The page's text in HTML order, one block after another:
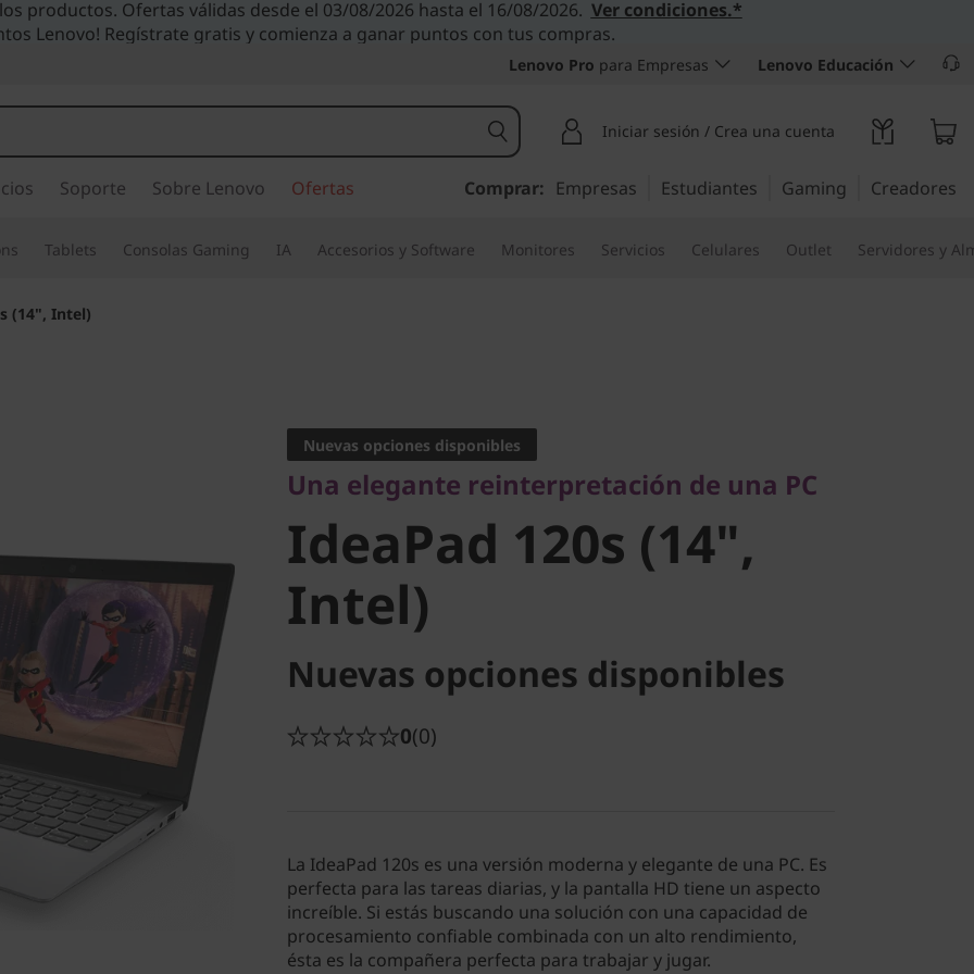
productos. Ofertas válidas desde el 03/08/2026 hasta el 16/08/2026. Ver condiciones.*
Lenovo! Regístrate gratis y comienza a ganar puntos con tus compras.
Lenovo Pro para Empresas Lenovo Educación
Iniciar sesión / Crea una cuenta
Soporte Sobre Lenovo Ofertas Comprar: Empresas Estudiantes Gaming Creadores
Tablets Consolas Gaming IA Accesorios y Software Monitores Servicios Celulares Outlet Servidores y
(14", Intel)
IdeaPad 120s (14",
Intel)
Nuevas opciones disponibles
Una elegante reinterpretación de una PC
IdeaPad 120s (14",
Intel)
Nuevas opciones disponibles
0(0)
La IdeaPad 120s es una versión moderna y elegante de una PC. Es
perfecta para las tareas diarias, y la pantalla HD tiene un aspecto
increíble. Si estás buscando una solución con una capacidad de
procesamiento confiable combinada con un alto rendimiento,
ésta es la compañera perfecta para trabajar y jugar.